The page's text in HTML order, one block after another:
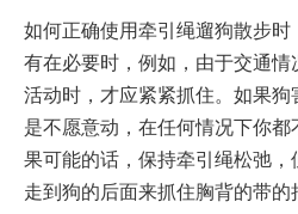
如何正确使用牵引绳遛狗散步时
有在必要时，例如，由于交通
活动时，才应紧紧抓住。如果狗
是不愿意动，在任何情况下你
果可能的话，保持牵引绳松弛
走到狗的后面来抓住胸背的带的